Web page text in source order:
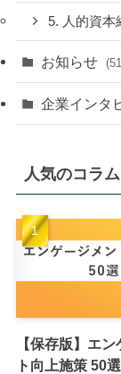
5. 人的資本
お知らせ
企業インタ
人気のコラム
【保存版】エ
ト向上施策 50選